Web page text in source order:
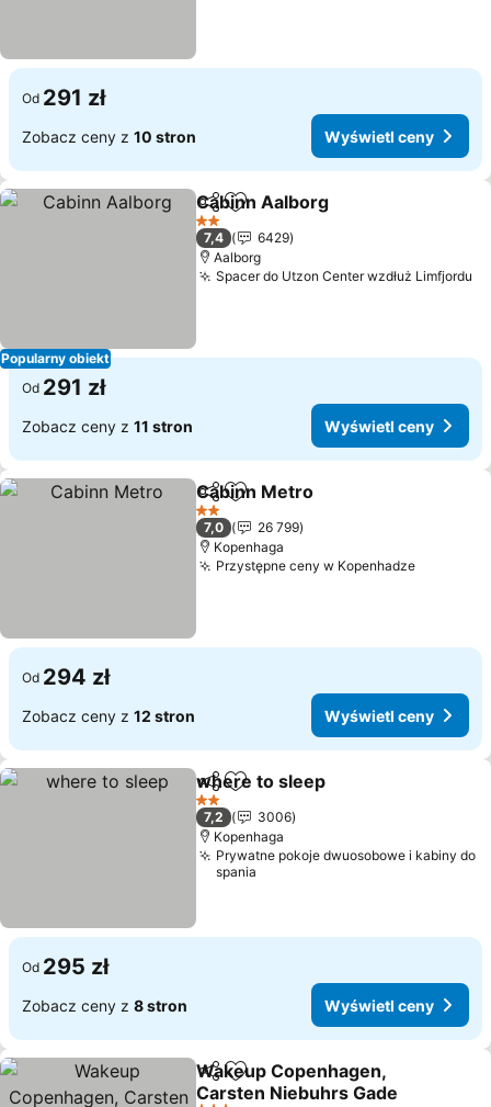
Od 291 zł
Zobacz ceny z 10 stron Wyświetl ceny
Popularny obiekt
Udostępnij
Dodaj do ulubionych
Cabinn Aalborg
2 Kategoria
7,4
6429
Aalborg
Spacer do Utzon Center wzdłuż Limfjordu
Od 291 zł
Zobacz ceny z 11 stron Wyświetl ceny
Udostępnij
Dodaj do ulubionych
Cabinn Metro
2 Kategoria
7,0
26 799
Kopenhaga
Przystępne ceny w Kopenhadze
Od 294 zł
Zobacz ceny z 12 stron Wyświetl ceny
UdostępnijDodaj do ulubionych
where to sleep
2 Kategoria
7,2
3006
Kopenhaga
Prywatne pokoje dwuosobowe i kabiny do
spania
Od 295 zł
Zobacz ceny z 8 stron Wyświetl ceny
Udostępnij
Dodaj do ulubionych
Wakeup Copenhagen,
Carsten Niebuhrs Gade